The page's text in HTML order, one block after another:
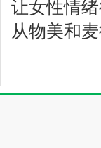
让女性情
从物美和